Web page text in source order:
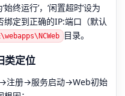
始终运行’，‘闲置超时’设为
绑定到正确的IP:端口（默认
目录。
类定位
→注册→服务启动→Web初始